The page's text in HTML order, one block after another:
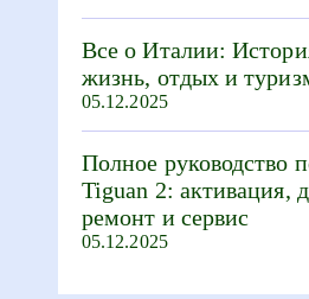
Все о Италии:
жизнь, отдых и
05.12.2025
Полное руководство
Tiguan 2: активация,
ремонт и сервис
05.12.2025